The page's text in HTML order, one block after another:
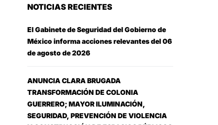
NOTICIAS RECIENTES
El Gabinete de Seguridad del Gobierno de
México informa acciones relevantes del 06
de agosto de 2026
ANUNCIA CLARA BRUGADA
TRANSFORMACIÓN DE COLONIA
GUERRERO; MAYOR ILUMINACIÓN,
SEGURIDAD, PREVENCIÓN DE VIOLENCIA